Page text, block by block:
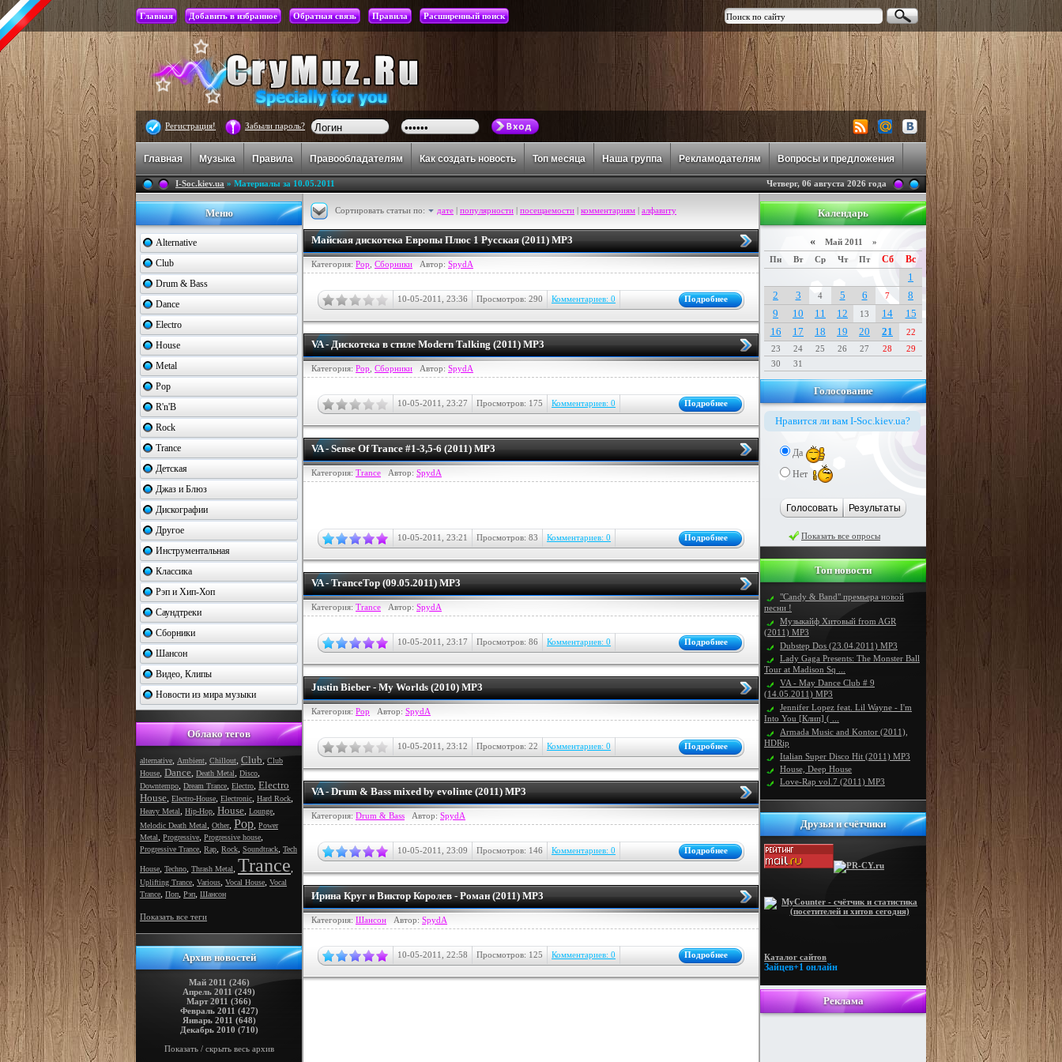
Главная Добавить в избранное Обратная связь Правила Расширенный поиск
Регистрация! Забыли пароль?
Главная Музыка Правила Правообладателям Как создать новость Топ месяца Наша группа Рекламодателям Вопросы и предложения
I-Soc.kiev.ua » Материалы за 10.05.2011 Четверг, 06 августа 2026 года
Меню
Alternative
Club
Drum & Bass
Dance
Electro
House
Metal
Pop
R'n'B
Rock
Trance
Детская
Джаз и Блюз
Дискографии
Другое
Инструментальная
Классика
Рэп и Хип-Хоп
Саундтреки
Сборники
Шансон
Видео, Клипы
Новости из мира музыки
Облако тегов
alternative, Ambient, Chillout, Club, Club
House, Dance, Death Metal, Disco,
Downtempo, Dream Trance, Electro, Electro
House, Electro-House, Electronic, Hard Rock,
Heavy Metal, Hip-Hop, House, Lounge,
Melodic Death Metal, Other, Pop, Power
Metal, Progressive, Progressive house,
Progressive Trance, Rap, Rock, Soundtrack, Tech
House, Techno, Thrash Metal, Trance,
Uplifting Trance, Various, Vocal House, Vocal
Trance, Поп, Рэп, Шансон
Показать все теги
Архив новостей
Май 2011 (246)
Апрель 2011 (249)
Март 2011 (366)
Февраль 2011 (427)
Январь 2011 (648)
Декабрь 2010 (710)
Показать / скрыть весь архив
Календарь
«Май 2011 »
Пн
Вт Ср Чт Пт Сб Вс
1
2
3 4 5 6 7
8
9
10 11 12 13 14
15
16
17 18 19 20 21
22
23
24 25 26 27 28
29
30
31
Голосование
Нравится ли вам I-Soc.kiev.ua?
Да
Нет
Голосовать Результаты
Показать все опросы
Топ новости
"Candy & Band" премьера новой
песни !
Музыкайф Хитовый from AGR
(2011) MP3
Dubstep Dos (23.04.2011) MP3
Lady Gaga Presents: The Monster Ball
Tour at Madison Sq ...
VA - May Dance Club # 9
(14.05.2011) MP3
Jennifer Lopez feat. Lil Wayne - I'm
Into You [Клип] ( ...
Armada Music and Kontor (2011),
HDRip
Italian Super Disco Hit (2011) MP3
House, Deep House
Love-Rap vol.7 (2011) MP3
Друзья и счётчики
Каталог сайтов
Зайцев+1 онлайн
Реклама
Сортировать статьи по: дате | популярности | посещаемости | комментариям | алфавиту
Майская дискотека Европы Плюс 1 Русская (2011) MP3
Категория: Pop Сборники Автор: SpydA
10-05-2011, 23:36 Просмотров: 290 Комментариев: 0 Подробнее
VA - Дискотека в стиле Modern Talking (2011) MP3
Категория: Pop Сборники Автор: SpydA
10-05-2011, 23:27 Просмотров: 175 Комментариев: 0 Подробнее
VA - Sense Of Trance #1-3,5-6 (2011) MP3
Категория: Trance Автор: SpydA
10-05-2011, 23:21 Просмотров: 83 Комментариев: 0 Подробнее
VA - TranceTop (09.05.2011) MP3
Категория: Trance Автор: SpydA
10-05-2011, 23:17 Просмотров: 86 Комментариев: 0 Подробнее
Justin Bieber - My Worlds (2010) MP3
Категория: Pop Автор: SpydA
10-05-2011, 23:12 Просмотров: 22 Комментариев: 0 Подробнее
VA - Drum & Bass mixed by evolinte (2011) MP3
Категория: Drum & Bass Автор: SpydA
10-05-2011, 23:09 Просмотров: 146 Комментариев: 0 Подробнее
Ирина Круг и Виктор Королев - Роман (2011) MP3
Категория: Шансон Автор: SpydA
10-05-2011, 22:58 Просмотров: 125 Комментариев: 0 Подробнее